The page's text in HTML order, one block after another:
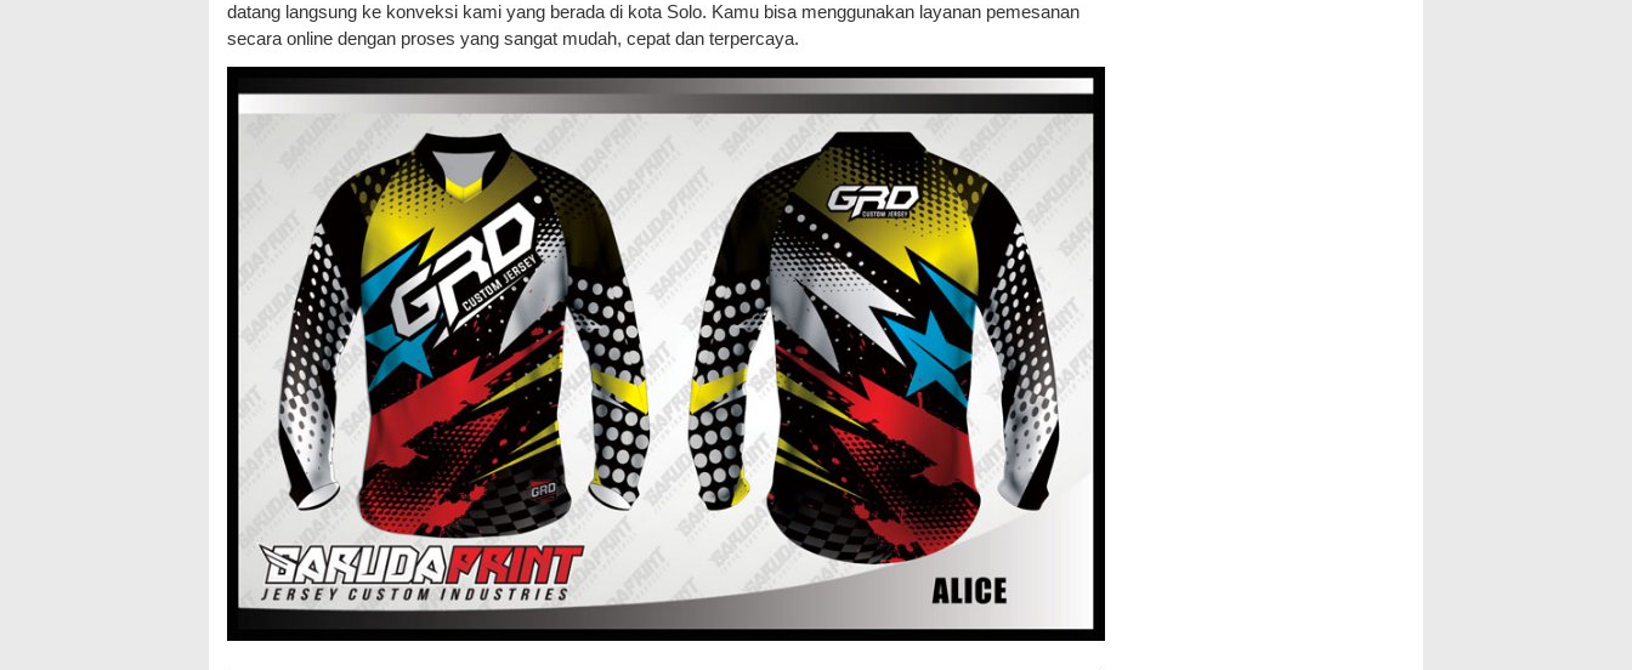
datang langsung ke konveksi kami yang berada di kota Solo. Kamu bisa menggunakan layanan pemesanan
secara online dengan proses yang sangat mudah, cepat dan terpercaya.